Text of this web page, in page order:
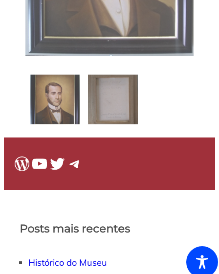
WordPress
Youtube
Twitter
Telegram
Posts mais recentes
Histórico do Museu